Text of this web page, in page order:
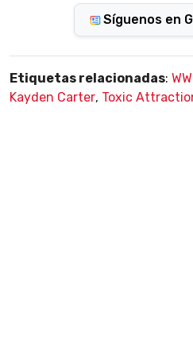
Síguenos en
Etiquetas relacionadas:
Kayden Carter, Toxic